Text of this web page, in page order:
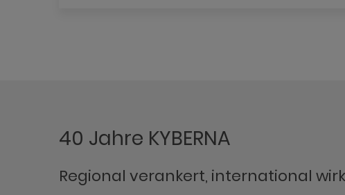
40 Jahre KYBERNA
Regional verankert, international